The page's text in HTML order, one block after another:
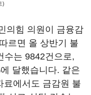
)
의힘 의원이 금융감
르면 올 상반기 불
수는 9842건으로,
달했습니다. 같은
료에서도 금감원 불